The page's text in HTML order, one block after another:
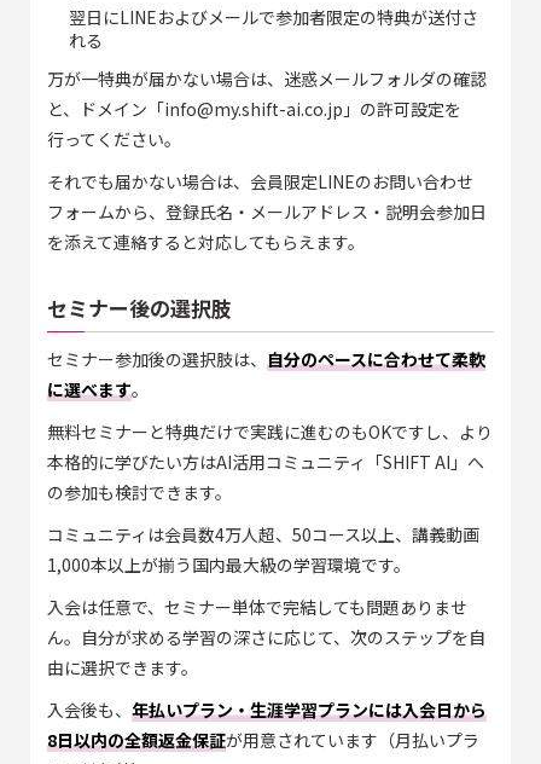
翌日にLINEおよびメールで参加者限定の特典が送付さ
れる
万が一特典が届かない場合は、迷惑メールフォルダの確認
と、ドメイン「info@my.shift-ai.co.jp」の許可設定を
行ってください。
それでも届かない場合は、会員限定LINEのお問い合わせ
フォームから、登録氏名・メールアドレス・説明会参加日
を添えて連絡すると対応してもらえます。
セミナー後の選択肢
セミナー参加後の選択肢は、 自分のペースに合わせて柔軟
に選べます。
無料セミナーと特典だけで実践に進むのもOKですし、より
本格的に学びたい方はAI活用コミュニティ「SHIFT AI」へ
の参加も検討できます。
コミュニティは会員数4万人超、50コース以上、講義動画
1,000本以上が揃う国内最大級の学習環境です。
入会は任意で、セミナー単体で完結しても問題ありませ
ん。自分が求める学習の深さに応じて、次のステップを自
由に選択できます。
入会後も、 年払いプラン・生涯学習プランには入会日から
8日以内の全額返金保証が用意されています（月払いプラ